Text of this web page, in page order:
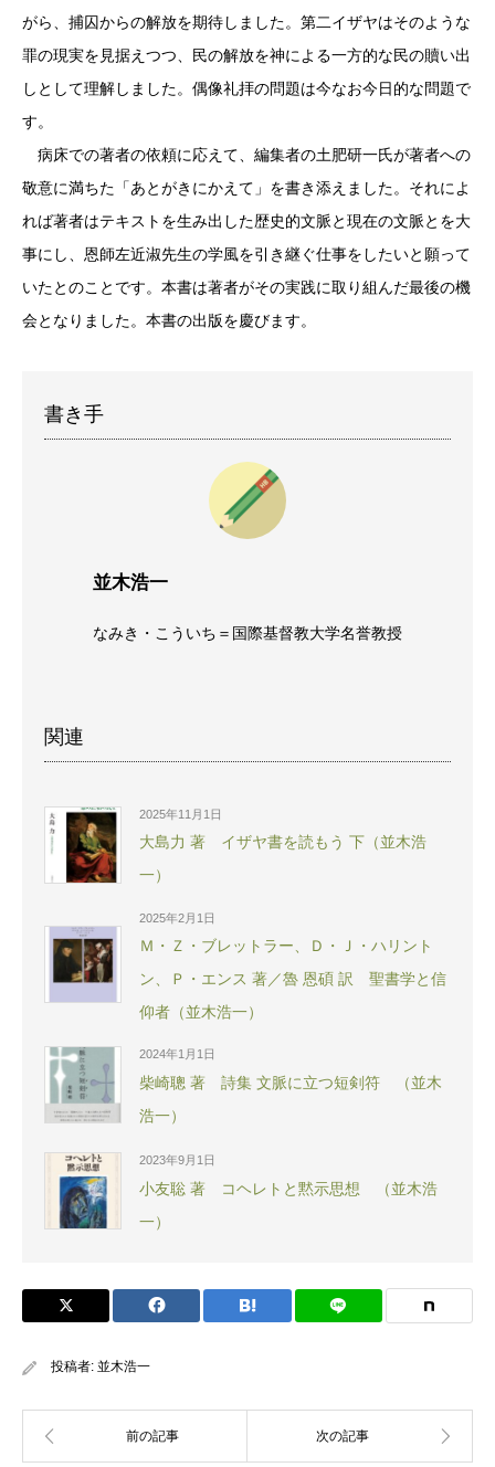
がら、捕囚からの解放を期待しました。第二イザヤはそのような
罪の現実を見据えつつ、民の解放を神による一方的な民の贖い出
しとして理解しました。偶像礼拝の問題は今なお今日的な問題で
す。
病床での著者の依頼に応えて、編集者の土肥研一氏が著者への
敬意に満ちた「あとがきにかえて」を書き添えました。それによ
れば著者はテキストを生み出した歴史的文脈と現在の文脈とを大
事にし、恩師左近淑先生の学風を引き継ぐ仕事をしたいと願って
いたとのことです。本書は著者がその実践に取り組んだ最後の機
会となりました。本書の出版を慶びます。
書き手
並木浩一
なみき・こういち＝国際基督教大学名誉教授
関連
2025年11月1日
大島力 著 イザヤ書を読もう 下（並木浩
一）
2025年2月1日
Ｍ・Ｚ・ブレットラー、Ｄ・Ｊ・ハリント
ン、Ｐ・エンス 著／魯 恩碩 訳 聖書学と信
仰者（並木浩一）
2024年1月1日
柴崎聰 著 詩集 文脈に立つ短剣符 （並木
浩一）
2023年9月1日
小友聡 著 コヘレトと黙示思想 （並木浩
一）
投稿者: 並木浩一